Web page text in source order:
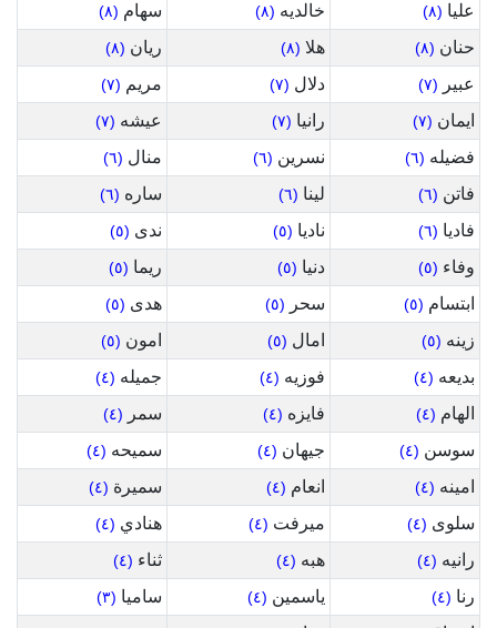
عليا (٨) خالديه (٨) سهام (٨)
حنان (٨) هلا (٨) ريان (٨)
عبير (٧) دلال (٧) مريم (٧)
ايمان (٧) رانيا (٧) عيشه (٧)
فضيله (٦) نسرين (٦) منال (٦)
فاتن (٦) لينا (٦) ساره (٦)
فاديا (٦) ناديا (٥) ندى (٥)
وفاء (٥) دنيا (٥) ريما (٥)
ابتسام (٥) سحر (٥) هدى (٥)
زينه (٥) امال (٥) امون (٥)
بديعه (٤) فوزيه (٤) جميله (٤)
الهام (٤) فايزه (٤) سمر (٤)
سوسن (٤) جيهان (٤) سميحه (٤)
امينه (٤) انعام (٤) سميرة (٤)
سلوى (٤) ميرفت (٤) هنادي (٤)
رانيه (٤) هبه (٤) ثناء (٤)
رنا (٤) ياسمين (٤) ساميا (٣)